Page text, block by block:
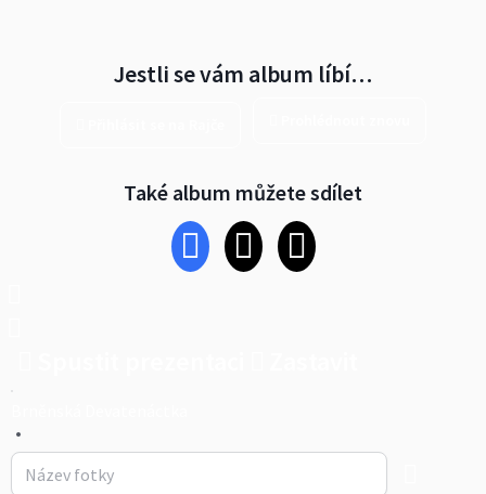
Jestli se vám album líbí…
Také album můžete sdílet
•